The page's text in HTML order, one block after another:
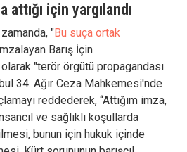
attığı için yargılandı
"Bu suça ortak
Barış İçin
"terör örgütü propagandası
34. Ağır Ceza Mahkemesi'nde
reddederek, “Attığım imza,
ve sağlıklı koşullarda
bunun için hukuk içinde